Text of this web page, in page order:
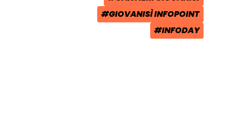
TAG:
TAG:
#GIOVANISÌ INFOPOINT
TAG:
#INFODAY